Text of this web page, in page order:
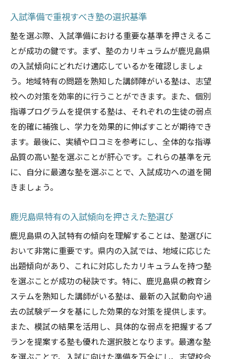
地元の教育事情に精通した塾の見つけ方
地域密着型の塾の良さを理解しよう
入試対策に特化したローカル塾の選び方
長期的な視野で見る塾選びの戦略
入試準備で重視すべき塾の選択基準
塾を選ぶ際、入試準備における重要な基準を押さえるこ
とが成功の鍵です。まず、塾のカリキュラムが鹿児島県
の入試傾向にどれだけ適応しているかを確認しましょ
う。地域特有の問題を熟知した講師陣がいる塾は、志望
校への対策を効率的に行うことができます。また、個別
指導プログラムを提供する塾は、それぞれの生徒の弱点
を的確に補強し、学力を効果的に伸ばすことが期待でき
ます。最後に、実績や口コミを参考にし、全体的な指導
品質の高い塾を選ぶことが肝心です。これらの基準を元
に、自分に最適な塾を選ぶことで、入試成功への道を開
きましょう。
鹿児島県特有の入試傾向を押さえた塾選び
鹿児島県の入試特有の傾向を理解することは、塾選びに
おいて非常に重要です。県内の入試では、地域に応じた
出題傾向があり、これに対応したカリキュラムを持つ塾
を選ぶことが成功の秘訣です。特に、鹿児島県の教育シ
ステムを熟知した講師がいる塾は、最新の入試動向や過
去の試験データを基にした効果的な対策を提供します。
また、模試の結果を活用し、具体的な弱点を把握するプ
ランを提案する塾も優れた選択肢となります。最適な塾